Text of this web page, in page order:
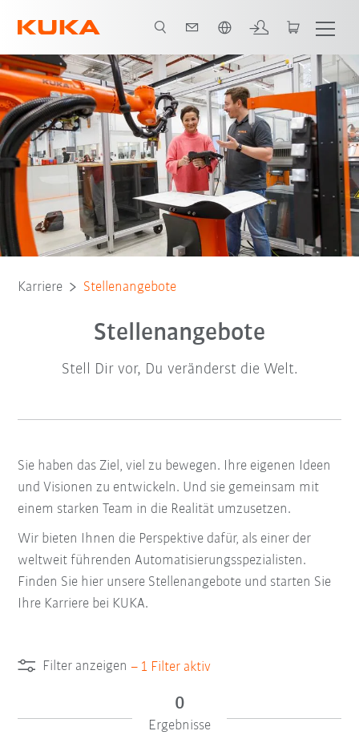
Karriere Stellenangebote
Stellenangebote
Stell Dir vor, Du veränderst die Welt.
Sie haben das Ziel, viel zu bewegen. Ihre eigenen Ideen
und Visionen zu entwickeln. Und sie gemeinsam mit
einem starken Team in die Realität umzusetzen.
Wir bieten Ihnen die Perspektive dafür, als einer der
weltweit führenden Automatisierungsspezialisten.
Finden Sie hier unsere Stellenangebote und starten Sie
Ihre Karriere bei KUKA.
Filter anzeigen – 1 Filter aktiv
0
Ergebnisse